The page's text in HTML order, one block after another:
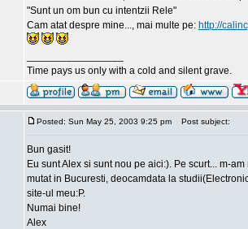
"Sunt un om bun cu intentzii Rele"
Cam atat despre mine..., mai multe pe: http://
Time pays us only with a cold and silent grave.
Posted: Sun May 25, 2003 9:25 pm Post subject:
Bun gasit!
Eu sunt Alex si sunt nou pe aici:). Pe scurt... m-
mutat in Bucuresti, deocamdata la
site-ul meu:P.
Numai bine!
Alex